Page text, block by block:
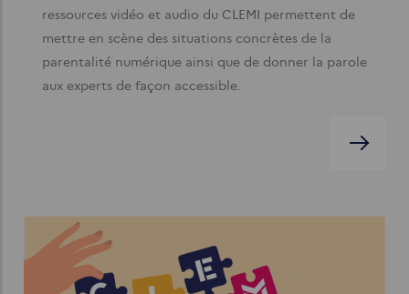
ressources vidéo et audio du CLEMI permettent de
mettre en scène des situations concrètes de la
parentalité numérique ainsi que de donner la parole
aux experts de façon accessible.